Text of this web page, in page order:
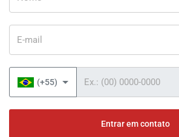
(+55)
Entrar em contato